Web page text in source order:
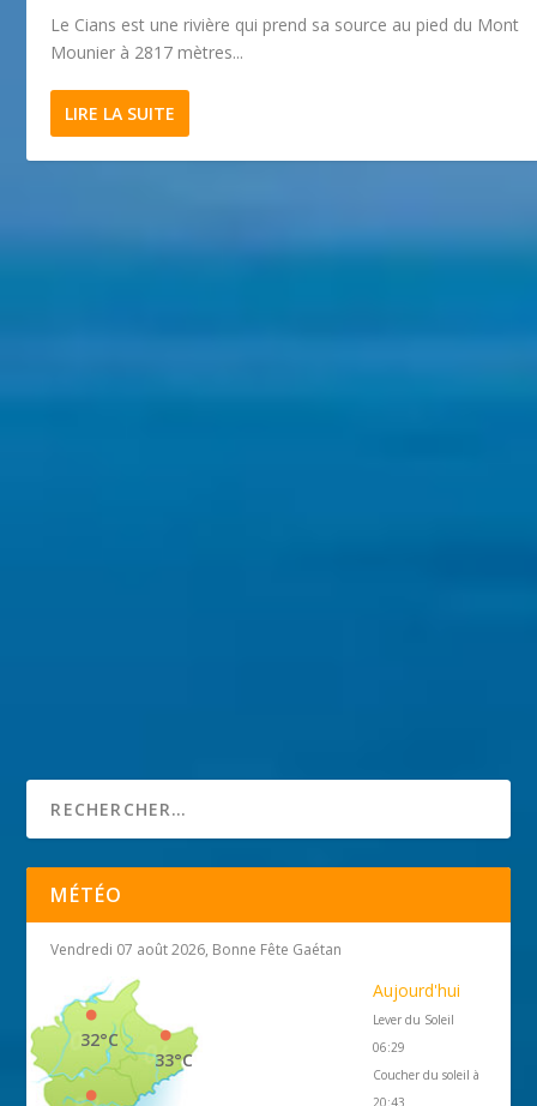
Le Cians est une rivière qui prend sa source au pied du Mont
Mounier à 2817 mètres...
LIRE LA SUITE
MÉTÉO
Vendredi 07 août 2026, Bonne Fête Gaétan
33°C
32°C
Aujourd'hui
Lever du Soleil
06:29
Coucher du soleil à